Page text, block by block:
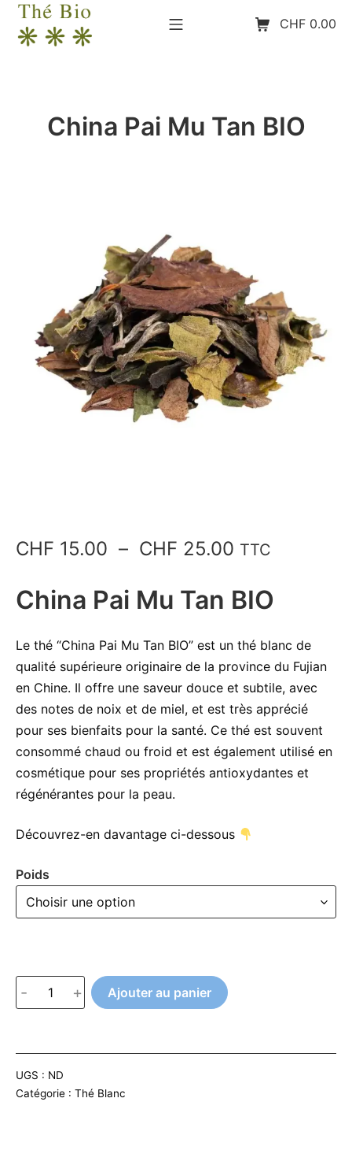
Aller
Menu mobilePanier d’achat
CHF 0.00
China Pai Mu Tan BIO
CHF 15.00 – CHF 25.00 Plage
prix :
CHF 15.00
à
CHF 25.00
TTC
China Pai Mu Tan BIO
Le thé “China Pai Mu Tan BIO” est un thé blanc de
qualité supérieure originaire de la province du Fujian
en Chine. Il offre une saveur douce et subtile, avec
des notes de noix et de miel, et est très apprécié
pour ses bienfaits pour la santé. Ce thé est souvent
consommé chaud ou froid et est également utilisé en
cosmétique pour ses propriétés antioxydantes et
régénérantes pour la peau.
Découvrez-en davantage ci-dessous
Poids
quantité
de
Pai
Mu
Tan
- +
Ajouter au panier
e
UGS : ND
Catégorie : Thé Blanc